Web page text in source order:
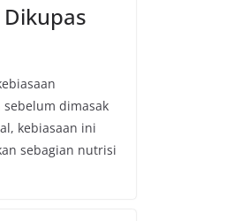
dimasak
kebiasaan ini
sebagian nutrisi